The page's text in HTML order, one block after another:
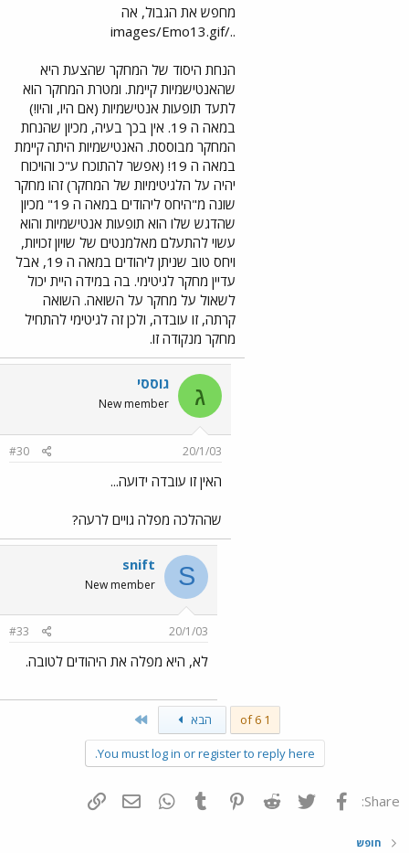
מחפש את הגבול, אה
../images/Emo13.gif
הנחת היסוד של המחקר שהצעת היא
שהאנטישמיות קיימת. ומטרת המחקר הוא
לתעד תופעות אנטישמיות (אם היו, והיו!)
במאה ה 19. אין בכך בעיה, מכיון שהנחת
המחקר מבוססת. האנטישמיות היתה קיימת
במאה ה 19! (אפשר להתוכח ע"כ והויכוח
יהיה על הלגיטימיות של המחקר) זהו מחקר
שונה מ"היחס ליהודים במאה ה 19" מכיון
שהדגש שלו הוא תופעות אנטישמיות והוא
עשוי להתעלם מאלמנטים של שויון זכויות,
ויחס טוב שניתן ליהודים במאה ה 19, אבל
עדיין מחקר לגיטימי. בה במידה היית יכול
לשאול על מחקר על השואה. השואה
קרתה, זו עובדה, ולכן זה לגיטימי להתחיל
מחקר מנקודה זו.
ג גוססי
New member
20/1/03
#30
האין זו עובדה ידועה...
שההלכה מפלה גויים לרעה?
S
snift
New member
20/1/03
#33
לא, היא מפלה את היהודים לטובה.
1 of 6 הבא
You must log in or register to reply here.
Share: פייסבוק Twitter
Reddit
Pinterest
Tumblr
WhatsAppדואר אלקטרוני
חופש